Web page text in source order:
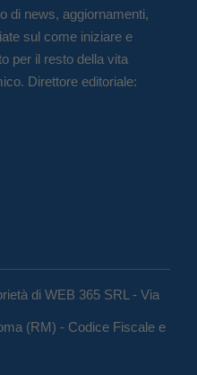
di news, aggiornamenti,
sul come iniziare e
per il resto della vita
Direttore editoriale:
di WEB 365 SRL - Via
(RM) - Codice Fiscale e